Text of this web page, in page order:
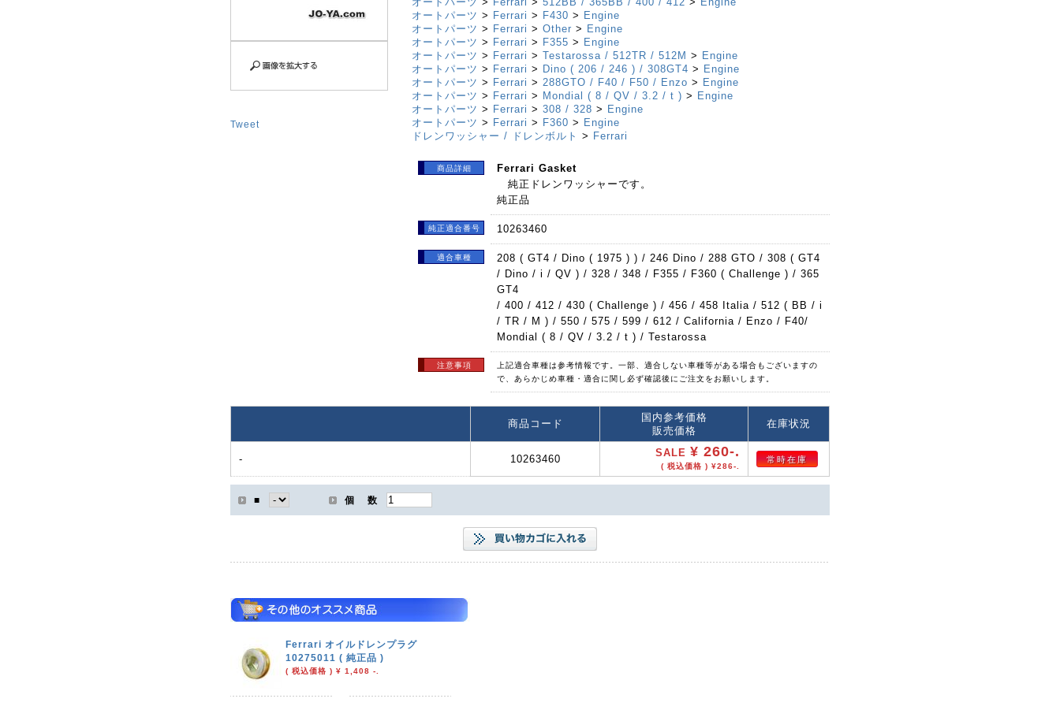
Tweet
オートパーツ > Ferrari > F430 > Engine
オートパーツ > Ferrari > Other > Engine
オートパーツ > Ferrari > F355 > Engine
オートパーツ > Ferrari > Testarossa / 512TR / 512M > Engine
オートパーツ > Ferrari > Dino ( 206 / 246 ) / 308GT4 > Engine
オートパーツ > Ferrari > 288GTO / F40 / F50 / Enzo > Engine
オートパーツ > Ferrari > Mondial ( 8 / QV / 3.2 / t ) > Engine
オートパーツ > Ferrari > 308 / 328 > Engine
オートパーツ > Ferrari > F360 > Engine
ドレンワッシャー / ドレンボルト > Ferrari
商品詳細
Ferrari Gasket
純正ドレンワッシャーです。
純正品
純正適合番号 10263460
適合車種
208 ( GT4 / Dino ( 1975 ) ) / 246 Dino / 288 GTO / 308 ( GT4
/ Dino / i / QV ) / 328 / 348 / F355 / F360 ( Challenge ) / 365
GT4
/ 400 / 412 / 430 ( Challenge ) / 456 / 458 Italia / 512 ( BB / i
/ TR / M ) / 550 / 575 / 599 / 612 / California / Enzo / F40/
Mondial ( 8 / QV / 3.2 / t ) / Testarossa
注意事項
上記適合車種は参考情報です。一部、適合しない車種等がある場合もございますの
で、あらかじめ車種・適合に関し必ず確認後にご注文をお願いします。
商品コード
国内参考価格
販売価格
在庫状況
- 10263460
SALE ¥ 260-.
( 税込価格 ) ¥286-.
常時在庫
■ 個 数
Ferrari オイルドレンプラグ
10275011 ( 純正品 )
( 税込価格 ) ¥ 1,408 -.